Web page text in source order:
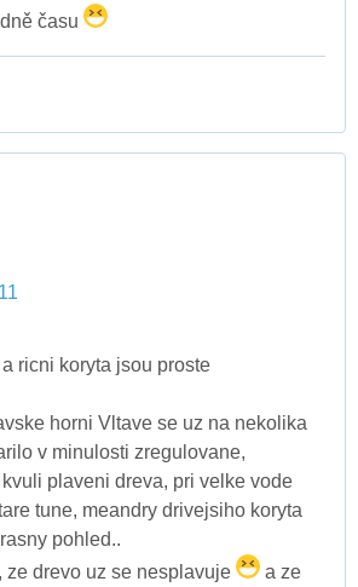
času
ricni koryta jsou proste
horni Vltave se uz na nekolika
v minulosti zregulovane,
plaveni dreva, pri velke vode
tune, meandry drivejsiho koryta
pohled..
ze drevo uz se nesplavuje
a ze